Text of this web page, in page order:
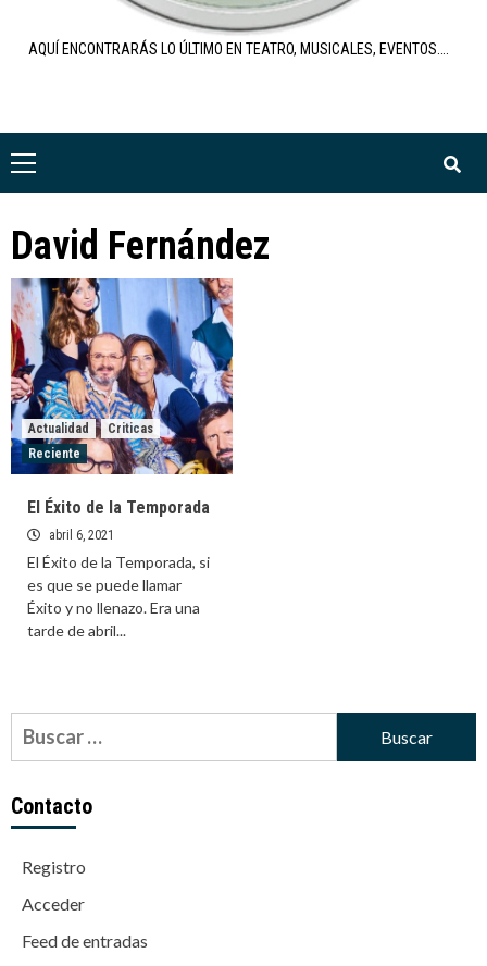
AQUÍ ENCONTRARÁS LO ÚLTIMO EN TEATRO, MUSICALES, EVENTOS….
Menú
David Fernández
Actualidad
Criticas
Reciente
El Éxito de la Temporada
abril 6, 2021
El Éxito de la Temporada, si
es que se puede llamar
Éxito y no llenazo. Era una
tarde de abril...
Buscar:
Contacto
Registro
Acceder
Feed de entradas